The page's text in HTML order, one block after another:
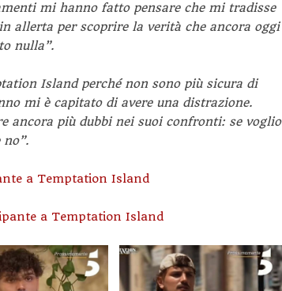
mi hanno fatto pensare che mi tradisse
allerta per scoprire la verità che ancora oggi
nulla”.
Island perché non sono più sicura di
mi è capitato di avere una distrazione.
ancora più dubbi nei suoi confronti: se voglio
a Temptation Island
a Temptation Island